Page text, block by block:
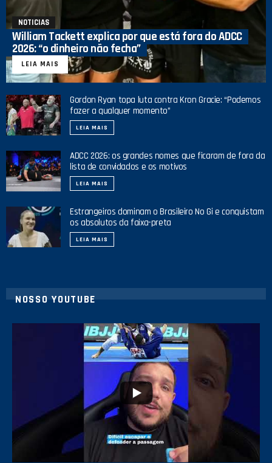
NOTICIAS
William Tackett explica por que está fora do ADCC
2026: “o dinheiro não fecha”
LEIA MAIS
Gordon Ryan topa luta contra Kron Gracie: “Podemos
fazer a qualquer momento”
LEIA MAIS
ADCC 2026: os grandes nomes que ficaram de fora da
lista de convidados e os motivos
LEIA MAIS
Estrangeiros dominam o Brasileiro No Gi e conquistam
os absolutos da faixa-preta
LEIA MAIS
NOSSO YOUTUBE